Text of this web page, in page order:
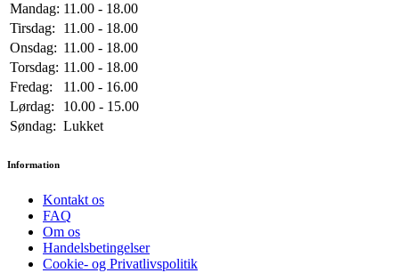
Mandag: 11.00 - 18.00
Tirsdag:
11.00 - 18.00
Onsdag: 11.00 - 18.00
Torsdag: 11.00 - 18.00
Fredag:
11.00 - 16.00
Lørdag:
10.00 - 15.00
Søndag: Lukket
Information
Kontakt os
FAQ
Om os
Handelsbetingelser
Cookie- og Privatlivspolitik